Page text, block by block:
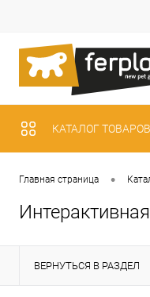
КАТАЛОГ ТОВАРОВ
Главная страница •
ВЕРНУТЬСЯ В РАЗДЕЛ